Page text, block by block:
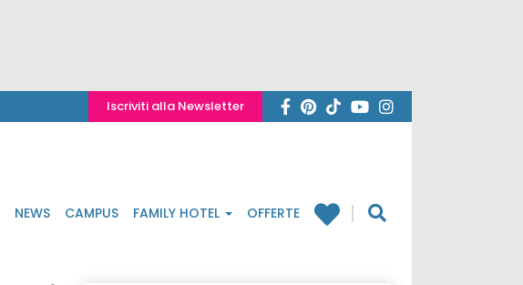
Iscriviti alla Newsletter
NEWS CAMPUS FAMILY HOTEL OFFERTE